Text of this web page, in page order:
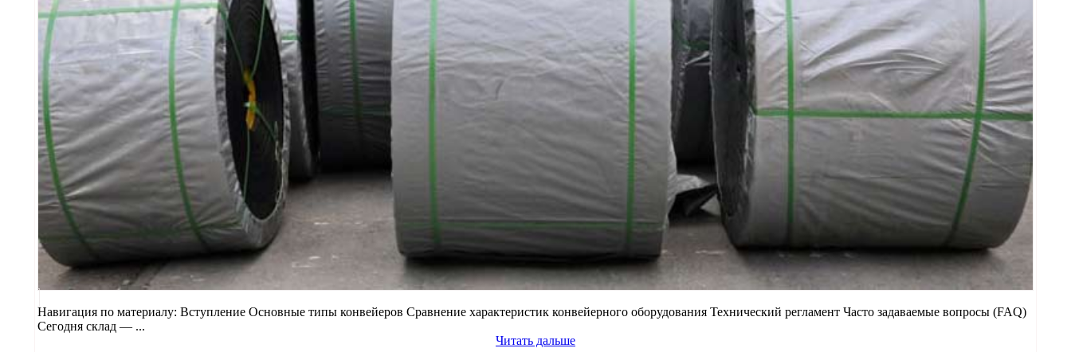
Навигация по материалу: Вступление Основные типы конвейеров Сравнение характеристик конвейерного оборудования Технический регламент Часто задаваемые вопросы (FAQ)
Сегодня склад — ...
Читать дальше